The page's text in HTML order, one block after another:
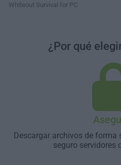
Whiteout Survival for PC
¿Por qué
Descargar archivos de forma
seguro servidores